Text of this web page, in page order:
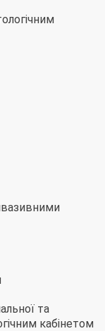
та
кабінетом